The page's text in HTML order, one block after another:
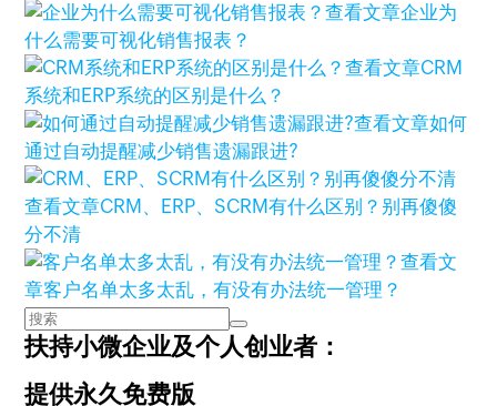
查看文章企业为
什么需要可视化销售报表？
查看文章CRM
系统和ERP系统的区别是什么？
查看文章如何
通过自动提醒减少销售遗漏跟进?
查看文章CRM、ERP、SCRM有什么区别？别再傻傻
分不清
查看文
章客户名单太多太乱，有没有办法统一管理？
扶持小微企业及个人创业者：
提供永久免费版